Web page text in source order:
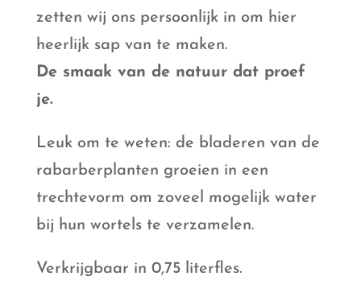
zetten wij ons persoonlijk in om hier
heerlijk sap van te maken.
De smaak van de natuur dat proef
je.
Leuk om te weten: de bladeren van de
rabarberplanten groeien in een
trechtevorm om zoveel mogelijk water
bij hun wortels te verzamelen.
Verkrijgbaar in 0,75 literfles.